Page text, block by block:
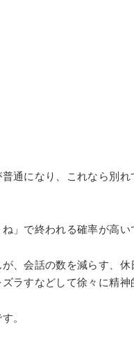
通になり、これなら別
」で終われる確率が高い
、会話の数を減らす、
ラすなどして徐々に精神
。